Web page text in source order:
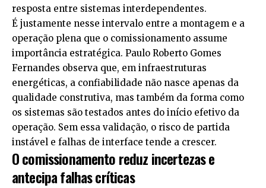
resposta entre sistemas interdependentes.
É justamente nesse intervalo entre a montagem e a
operação plena que o comissionamento assume
importância estratégica. Paulo Roberto Gomes
Fernandes observa que, em infraestruturas
energéticas, a confiabilidade não nasce apenas da
qualidade construtiva, mas também da forma como
os sistemas são testados antes do início efetivo da
operação. Sem essa validação, o risco de partida
instável e falhas de interface tende a crescer.
O comissionamento reduz incertezas e
antecipa falhas críticas